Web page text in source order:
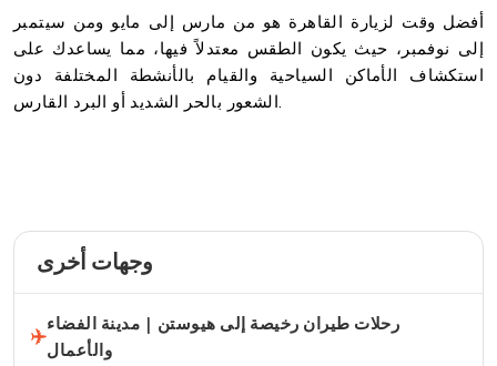
أفضل وقت لزيارة القاهرة هو من مارس إلى مايو ومن سيتمبر
إلى نوفمبر، حيث يكون الطقس معتدلاً فيها، مما يساعدك على
استكشاف الأماكن السياحية والقيام بالأنشطة المختلفة دون
وجهات أخرى
رحلات طيران رخيصة إلى هيوستن | مدينة الفضاء
والأعمال